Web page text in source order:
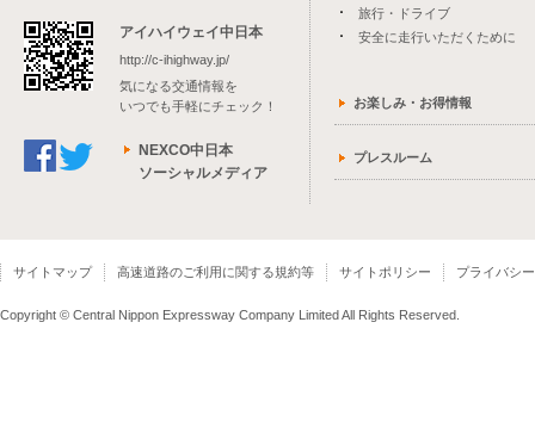
アイハイウェイ中日本
http://c-ihighway.jp/
気になる交通情報を
いつでも手軽にチェック！
NEXCO中日本
ソーシャルメディア
旅行・ドライブ
安全に走行いただくために
お楽しみ・お得情報
プレスルーム
サイトマップ 高速道路のご利用に関する規約等 サイトポリシー プライバシ
Copyright © Central Nippon Expressway Company Limited All Rights Reserved.